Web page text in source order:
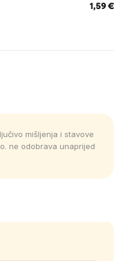
1,59 €
mišljenja i stavove
ne odobrava unaprijed